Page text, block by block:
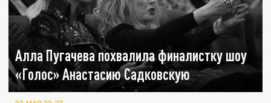
Алла Пугачева похвалила финалистку шоу
«Голос» Анастасию Садковскую